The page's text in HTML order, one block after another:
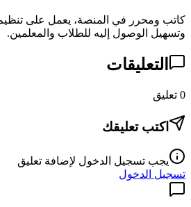
كاتب ومحرر في المنصة، يعمل على تنظيم
وتسهيل الوصول إليه للطلاب والمعلمين.
التعليقات
0 تعليق
اكتب تعليقك
يجب تسجيل الدخول لإضافة تعليق
تسجيل الدخول